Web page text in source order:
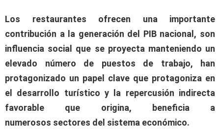
Los restaurantes ofrecen una importante
contribución a la generación del PIB nacional, son
influencia social que se proyecta manteniendo un
elevado número de puestos de trabajo, han
protagonizado un papel clave que protagoniza en
el desarrollo turístico y la repercusión indirecta
favorable que origina, beneficia a
numerosos sectores del sistema económico.